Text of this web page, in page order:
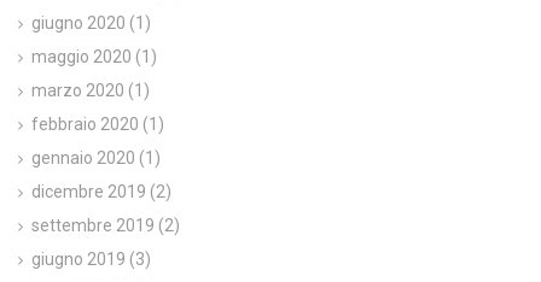
giugno 2020 (1)
maggio 2020 (1)
marzo 2020 (1)
febbraio 2020 (1)
gennaio 2020 (1)
dicembre 2019 (2)
settembre 2019 (2)
giugno 2019 (3)